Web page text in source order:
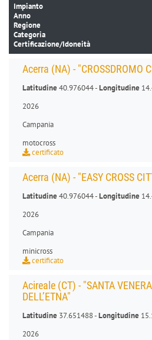
Impianto
Anno
Regione
Categoria
Certificazione/Idoneità
Acerra (NA) - "CROSSDROMO
Latitudine40.976044 -Longitudine
2026
Campania
motocross
certificato
Acerra (NA) - "EASY CROSS
Latitudine40.976044 -Longitudine
2026
Campania
minicross
certificato
Acireale (CT) - "SANTA
DELL’ETNA"
Latitudine 37.651488 -Longitudine
2026